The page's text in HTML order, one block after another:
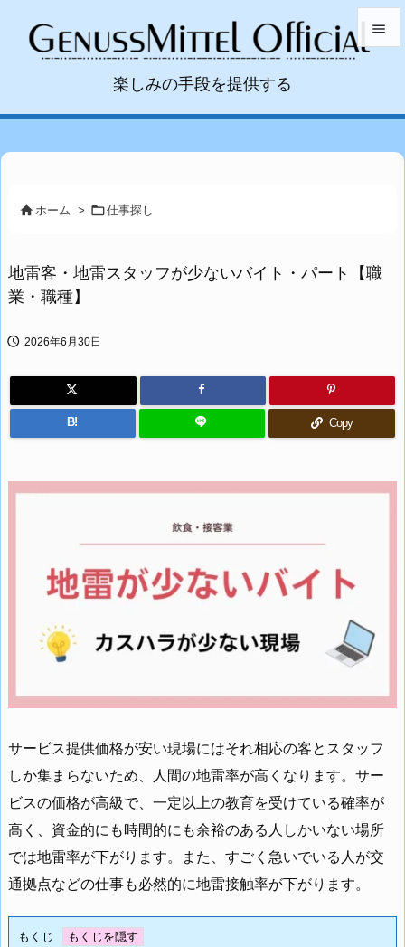
楽しみの手段を提供する


検索
 ホーム > 仕事探し
地雷客・地雷スタッフが少ないバイト・パート【職
業・職種】
 2026年6月30日
B! Copy
サービス提供価格が安い現場にはそれ相応の客とスタッフ
しか集まらないため、人間の地雷率が高くなります。サー
ビスの価格が高級で、一定以上の教育を受けている確率が
高く、資金的にも時間的にも余裕のある人しかいない場所
では地雷率が下がります。また、すごく急いでいる人が交
通拠点などの仕事も必然的に地雷接触率が下がります。
もくじ